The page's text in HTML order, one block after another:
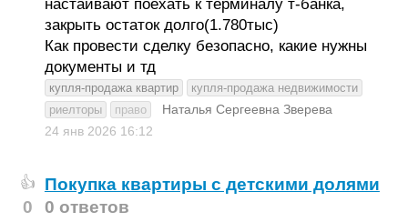
настаивают поехать к терминалу т-банка,
закрыть остаток долго(1.780тыс)
Как провести сделку безопасно, какие нужны
документы и тд
купля-продажа квартир
купля-продажа недвижимости
риелторы
право
Наталья Сергеевна Зверева
24 янв 2026 16:12
👍
0
Покупка квартиры с детскими долями
0 ответов